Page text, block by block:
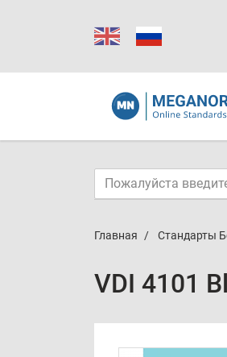
Главная Стандарты
VDI 4101